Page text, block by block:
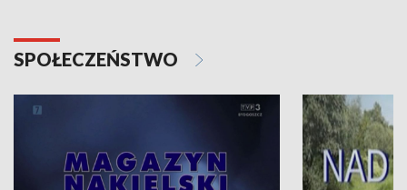
SPOŁECZEŃSTWO